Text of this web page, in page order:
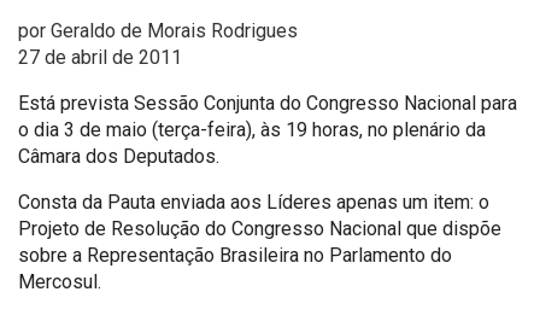
por Geraldo de Morais Rodrigues
27 de abril de 2011
Está prevista Sessão Conjunta do Congresso Nacional para
o dia 3 de maio (terça-feira), às 19 horas, no plenário da
Câmara dos Deputados.
Consta da Pauta enviada aos Líderes apenas um item: o
Projeto de Resolução do Congresso Nacional que dispõe
sobre a Representação Brasileira no Parlamento do
Mercosul.